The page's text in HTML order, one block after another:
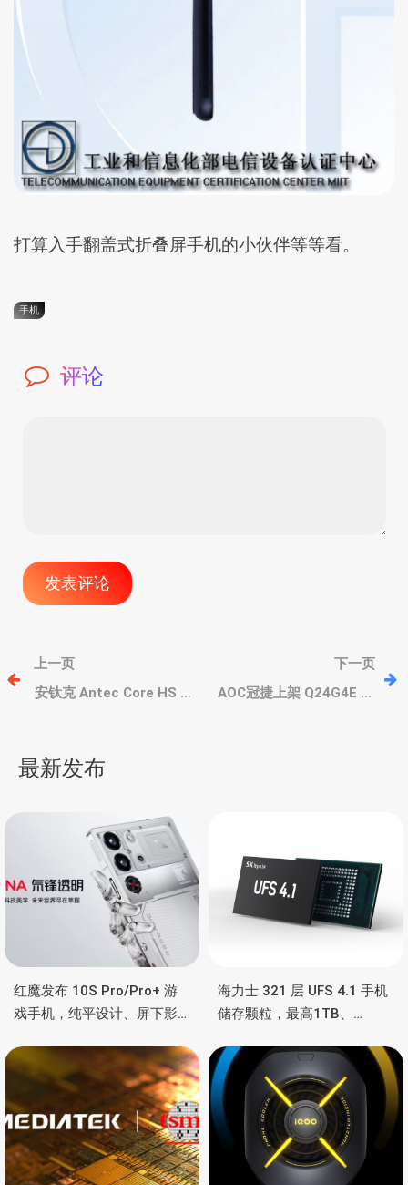
打算入手翻盖式折叠屏手机的小伙伴等等看。
手机
评论
文
章
航
上一页
安钛克 Antec Core HS 掌
下一页
AOC冠捷上架 Q24G4E 入
最新发布
红魔发布 10S Pro/Pro+ 游
戏手机，纯平设计、屏下影
版、液态金属导热
海力士 321 层 UFS 4.1 手机
储存颗粒，最高1TB、